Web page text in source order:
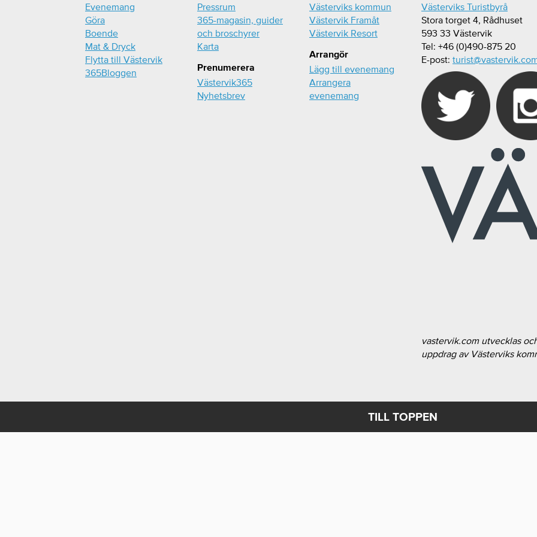
Evenemang
Göra
Boende
Mat & Dryck
Flytta till Västervik
365Bloggen
Pressrum
365-magasin, guider
och broschyrer
Karta
Prenumerera
Västervik365
Nyhetsbrev
Västerviks kommun
Västervik Framåt
Västervik Resort
Arrangör
Lägg till evenemang
Arrangera
evenemang
Västerviks Turistbyrå
Stora torget 4, Rådhuset
593 33 Västervik
Tel: +46 (0)490-875 20
E-post:
vastervik.com utvecklas
uppdrag av Västerviks
TILL TOPPEN